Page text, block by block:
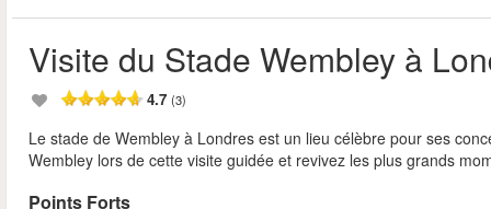
Visite du Stade Wembley à
4.7 (3)
Le stade de Wembley à Londres est un lieu célèbre pour ses
Wembley lors de cette visite guidée et revivez les plus grands
Points Forts